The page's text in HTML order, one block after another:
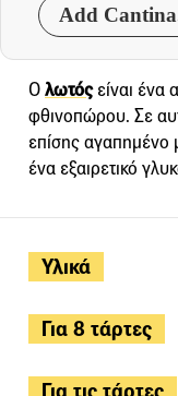
Add
Υλικά
Για 8 τάρτες
Ολωτόςείναι ένα
φθινοπώρου. Σε
επίσης αγαπημένο
ένα εξαιρετικό